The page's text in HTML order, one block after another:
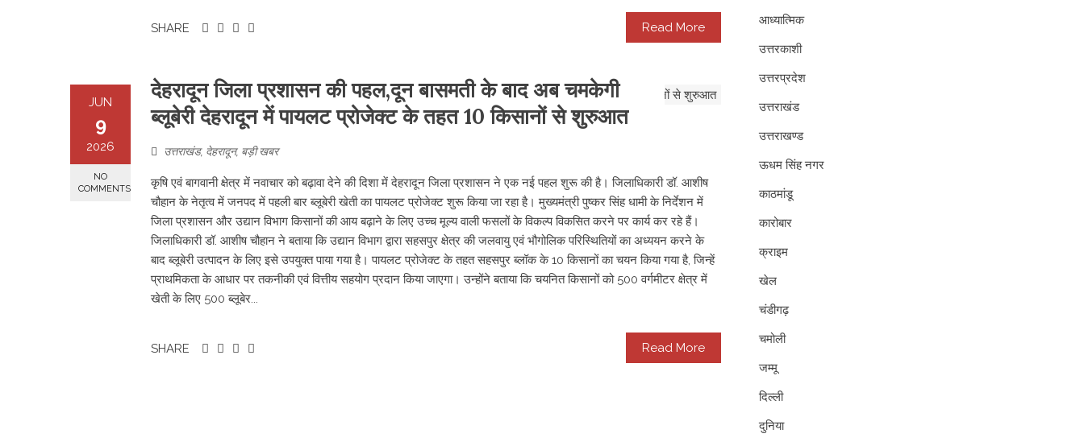
Read More
SHARE
JUN
9
2026
NO
COMMENTS
देहरादून जिला प्रशासन की पहल,दून बासमती के बाद अब चमकेगी
ब्लूबेरी देहरादून में पायलट प्रोजेक्ट के तहत 10 किसानों से शुरुआत
उत्तराखंड, देहरादून, बड़ी खबर
कृषि एवं बागवानी क्षेत्र में नवाचार को बढ़ावा देने की दिशा में देहरादून जिला प्रशासन ने एक नई पहल शुरू की है। जिलाधिकारी डॉ. आशीष
चौहान के नेतृत्व में जनपद में पहली बार ब्लूबेरी खेती का पायलट प्रोजेक्ट शुरू किया जा रहा है। मुख्यमंत्री पुष्कर सिंह धामी के निर्देशन में
जिला प्रशासन और उद्यान विभाग किसानों की आय बढ़ाने के लिए उच्च मूल्य वाली फसलों के विकल्प विकसित करने पर कार्य कर रहे हैं।
जिलाधिकारी डॉ. आशीष चौहान ने बताया कि उद्यान विभाग द्वारा सहसपुर क्षेत्र की जलवायु एवं भौगोलिक परिस्थितियों का अध्ययन करने के
बाद ब्लूबेरी उत्पादन के लिए इसे उपयुक्त पाया गया है। पायलट प्रोजेक्ट के तहत सहसपुर ब्लॉक के 10 किसानों का चयन किया गया है, जिन्हें
प्राथमिकता के आधार पर तकनीकी एवं वित्तीय सहयोग प्रदान किया जाएगा। उन्होंने बताया कि चयनित किसानों को 500 वर्गमीटर क्षेत्र में
खेती के लिए 500 ब्लूबेर...
Read More
SHARE
आध्यात्मिक
उत्तरकाशी
उत्तरप्रदेश
उत्तराखंड
उत्तराखण्ड
ऊधम सिंह नगर
काठमांडू
कारोबार
क्राइम
खेल
चंडीगढ़
चमोली
जम्मू
दिल्ली
दुनिया